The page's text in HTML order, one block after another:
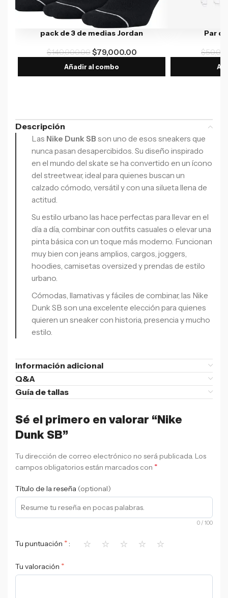
pack de 3 de medias Jordan
$140,000.00$79,000.00
Añadir al combo
Par
$
Descripción
Las Nike Dunk SB son uno de esos sneakers que
nunca pasan desapercibidos. Su diseño inspirado
en el mundo del skate se ha convertido en un ícono
del streetwear, ideal para quienes buscan un
calzado cómodo, versátil y con una silueta llena de
actitud.
Su estilo urbano las hace perfectas para llevar en el
día a día, combinar con outfits casuales o elevar una
pinta básica con un toque más moderno. Funcionan
muy bien con jeans amplios, cargos, joggers,
hoodies, camisetas oversized y prendas de estilo
urbano.
Cómodas, llamativas y fáciles de combinar, las Nike
Dunk SB son una excelente elección para quienes
quieren un sneaker con historia, presencia y mucho
estilo.
Información adicional
Q&A
Guía de tallas
Sé el primero en valorar “Nike
Dunk SB”
Tu dirección de correo electrónico no será publicada. Los
campos obligatorios están marcados con *
Título de la reseña (optional)
0 / 100
Tu puntuación * ⭐ ⭐ ⭐ ⭐ ⭐
Tu valoración *